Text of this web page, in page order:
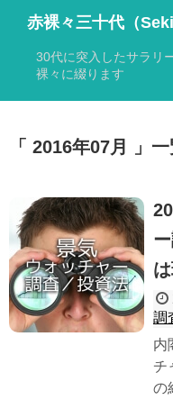
赤裸々三十代（
30代に突入したサラリ
裸々に綴ります
2016年07月
調
内
チ
の